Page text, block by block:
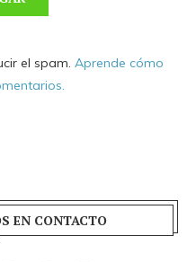
el spam. Aprende cómo
EN CONTACTO